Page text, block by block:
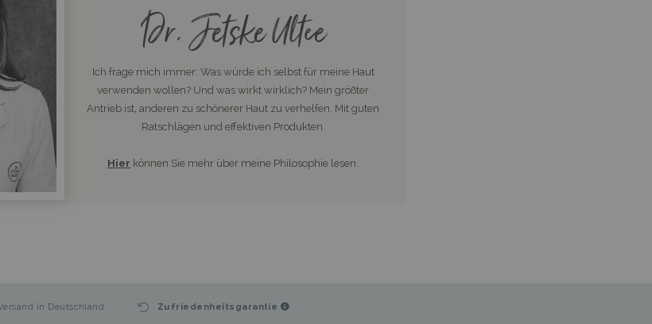
Dr. Jetske Ultee
Ich frage mich immer: Was würde ich selbst für meine Haut
verwenden wollen? Und was wirkt wirklich? Mein größter
Antrieb ist, anderen zu schönerer Haut zu verhelfen. Mit guten
Ratschlägen und effektiven Produkten.
Hier können Sie mehr über meine Philosophie lesen.
in Deutschland Zufriedenheitsgarantie